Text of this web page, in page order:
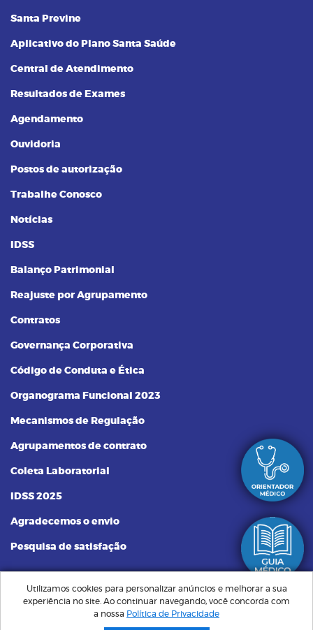
Santa Previne
Aplicativo do Plano Santa Saúde
Central de Atendimento
Resultados de Exames
Agendamento
Ouvidoria
Postos de autorização
Trabalhe Conosco
Notícias
IDSS
Balanço Patrimonial
Reajuste por Agrupamento
Contratos
Governança Corporativa
Código de Conduta e Ética
Organograma Funcional 2023
Mecanismos de Regulação
Agrupamentos de contrato
Coleta Laboratorial
IDSS 2025
Agradecemos o envio
Pesquisa de satisfação
Plano Santa Saúde | Sempre Perto, Cuidando de Você © Todos os
direitos reservados. Implementação de conteúdo e material fornecidos
Utilizamos cookies para personalizar anúncios e melhorar a sua
experiência no site. Ao continuar navegando, você concorda com
a nossa Política de Privacidade